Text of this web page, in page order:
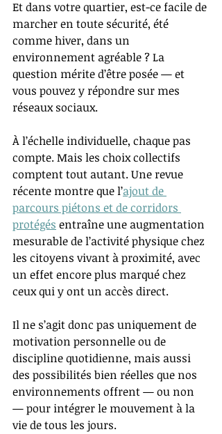
Et dans votre quartier, est-ce facile de
marcher en toute sécurité, été
comme hiver, dans un
environnement agréable ? La
question mérite d’être posée — et
vous pouvez y répondre sur mes
réseaux sociaux.
À l’échelle individuelle, chaque pas
compte. Mais les choix collectifs
comptent tout autant. Une revue
récente montre que l’ajout de
parcours piétons et de corridors
protégés entraîne une augmentation
mesurable de l’activité physique chez
les citoyens vivant à proximité, avec
un effet encore plus marqué chez
ceux qui y ont un accès direct.
Il ne s’agit donc pas uniquement de
motivation personnelle ou de
discipline quotidienne, mais aussi
des possibilités bien réelles que nos
environnements offrent — ou non
— pour intégrer le mouvement à la
vie de tous les jours.